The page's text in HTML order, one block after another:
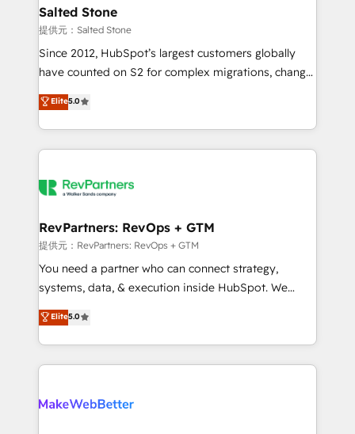
we turn complexity into clarity, human at global
scale. 🏆 HubSpot’s CEO called us “the partner of the
future.” Others agree it is proof of trust built through
measurable impact.
Salted Stone
提供元：Salted Stone
Since 2012, HubSpot’s largest customers globally
have counted on S2 for complex migrations, change
management, systems integration, and creative
solutions that deliver measurable impact and
transform brand experiences As one of the few full-
service creative agencies in the HubSpot
winning design to build scalable, globally
marketing campaigns, & RevOps frameworks that
fuel long-term success We connect the entire
customer lifecycle through seamless integrations,
ensure long-term adoption with change-
and service to drive sustainable growth With 6 key
HubSpot accreditations and experience across
Elite5.0
RevPartners: RevOps + GTM
提供元：RevPartners: RevOps + GTM
You need a partner who can connect strategy,
systems, data, & execution inside HubSpot. We
bridge the gap where most agencies fall short by
combining GTM strategy with technical execution to
solve the right problem with the right solution. As the
only firm in the world to hold Elite Partner
clients gain a unique advantage in CRM architecture,
Elite5.0